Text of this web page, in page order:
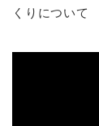
くりについて